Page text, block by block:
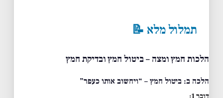
תמלול מלא 📝
הלכות חמץ ומצה – ביטול חמץ ובדיקת חמץ
הלכה ב: ביטול חמץ – “ויחשוב אותו כעפר”
דובר 1: